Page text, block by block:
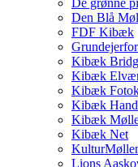
De grønne
Den Blå
FDF Kibæk
Kibæk
Kibæk
Kibæk
Kibæk
Kibæk
Kibæk Net
Lions